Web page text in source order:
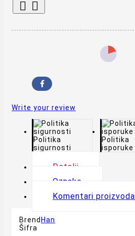
 
Write your review
Politika
sigurnosti
Politika
isporuke
Detalji
Oznake
Komentari proizvoda
Brend Han
Šifra